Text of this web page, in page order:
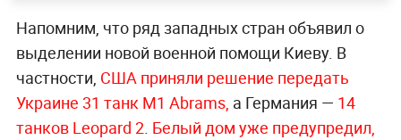
Напомним, что ряд западных стран объявил о
выделении новой военной помощи Киеву. В
частности, США приняли решение передать
Украине 31 танк M1 Abrams, а Германия — 14
танков Leopard 2. Белый дом уже предупредил,